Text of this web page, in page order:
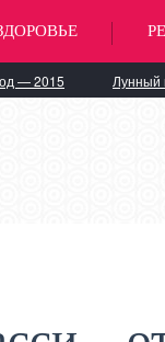
— 2015 Лунный